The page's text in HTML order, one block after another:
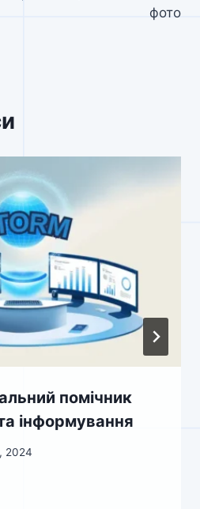
фото
помічник
інформування
2024